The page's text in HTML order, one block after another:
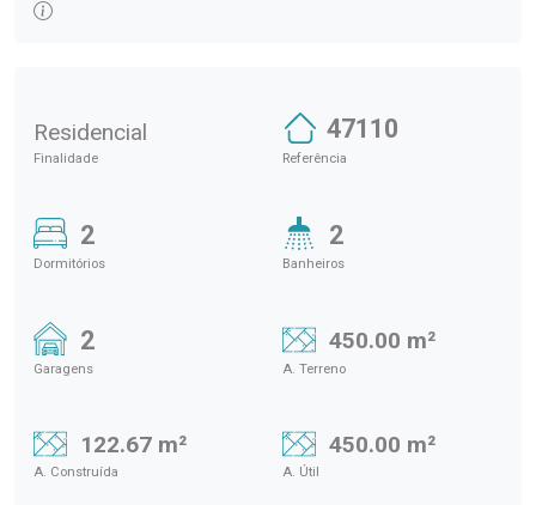
Residencial
Finalidade
47110
Referência
2
Dormitórios
2
Banheiros
2
Garagens
450.00 m²
A. Terreno
122.67 m²
A. Construída
450.00 m²
A. Útil